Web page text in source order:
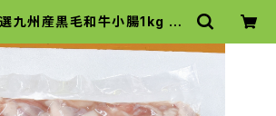
九州産黒毛和牛小腸1kg | k